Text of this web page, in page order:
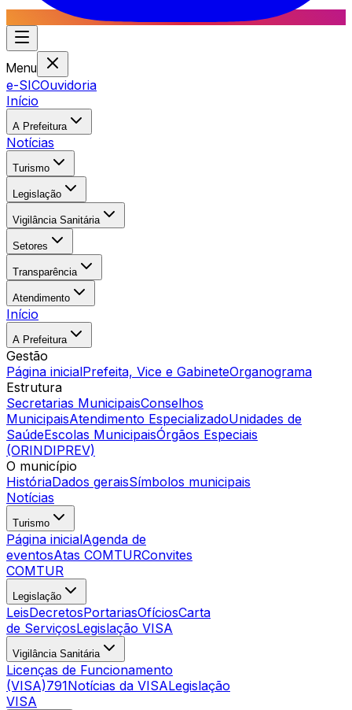
Menu
e-SICOuvidoria
Início
A Prefeitura
Notícias
Turismo
Legislação
Vigilância Sanitária
Setores
Transparência
Atendimento
Início
A Prefeitura
Gestão
Página inicialPrefeita, Vice e GabineteOrganograma
Estrutura
Secretarias MunicipaisConselhos
MunicipaisAtendimento EspecializadoUnidades de
SaúdeEscolas MunicipaisÓrgãos Especiais
(ORINDIPREV)
O município
HistóriaDados geraisSímbolos municipais
Notícias
Turismo
Página inicialAgenda de
eventosAtas COMTURConvites
COMTUR
Legislação
LeisDecretosPortariasOfíciosCarta
de ServiçosLegislação VISA
Vigilância Sanitária
Licenças de Funcionamento
(VISA)791Notícias da VISALegislação
VISA